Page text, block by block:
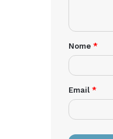
Nome *
Email *